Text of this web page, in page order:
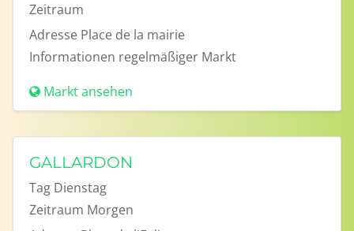
Zeitraum
Adresse Place de la mairie
Informationen regelmäßiger Markt
Markt ansehen
GALLARDON
Tag Dienstag
Zeitraum Morgen